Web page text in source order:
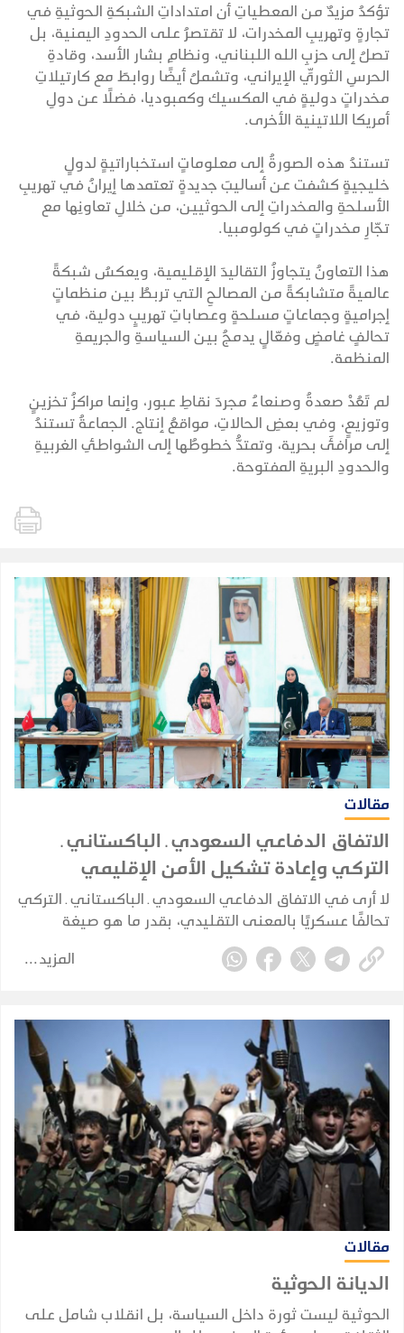
تؤكدُ مزيدٌ من المعطياتِ أن امتداداتِ الشبكةِ الحوثيةِ في
تجارةٍ وتهريبِ المخدرات، لا تقتصرُ على الحدودِ اليمنية، بل
تصلُ إلى حزبِ الله اللبناني، ونظامِ بشار الأسد، وقادةِ
الحرسِ الثوريِّ الإيراني، وتشملُ أيضًا روابطَ مع كارتيلاتِ
مخدراتٍ دوليةٍ في المكسيك وكمبوديا، فضلًا عن دولِ
أمريكا اللاتينية الأخرى.
تستندُ هذه الصورةُ إلى معلوماتٍ استخباراتيةٍ لدولٍ
خليجيةٍ كشفت عن أساليبَ جديدةٍ تعتمدها إيرانُ في تهريبِ
الأسلحةِ والمخدراتِ إلى الحوثيين، من خلالِ تعاونِها مع
تجّارِ مخدراتٍ في كولومبيا.
هذا التعاونُ يتجاوزُ التقاليدَ الإقليمية، ويعكسُ شبكةً
عالميةً متشابكةً من المصالحِ التي تربطُ بين منظماتٍ
إجراميةٍ وجماعاتٍ مسلحةٍ وعصاباتِ تهريبٍ دولية، في
تحالفٍ غامضٍ وفعّالٍ يدمجُ بين السياسةِ والجريمةِ
المنظمة.
لم تَعُدْ صعدةُ وصنعاءُ مجردَ نقاطِ عبور، وإنما مراكزُ تخزينٍ
وتوزيعٍ، وفي بعضِ الحالاتِ، مواقعُ إنتاج. الجماعةُ تستندُ
إلى مرافئَ بحرية، وتمتدُّ خطوطُها إلى الشواطئِ الغربيةِ
والحدودِ البريةِ المفتوحة.
مقالات
الاتفاق الدفاعي السعودي ـ الباكستاني ـ
التركي وإعادة تشكيل الأمن الإقليمي
لا أرى في الاتفاق الدفاعي السعودي ـ الباكستاني ـ التركي
تحالفًا عسكريًا بالمعنى التقليدي، بقدر ما هو صيغة
للتكامل الدفاعي والأمني بين ثلاث دول تمتلك، بدرجات
مختلفة، عناصر قوة وخبرات واحتياجات متكاملة وتواجه
المزيد
مقالات
الديانة الحوثية
الحوثية ليست ثورة داخل السياسة، بل انقلاب شامل على